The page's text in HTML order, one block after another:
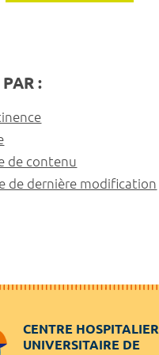
:
de contenu
de dernière modification
CENTRE HOSPITALIER
UNIVERSITAIRE DE